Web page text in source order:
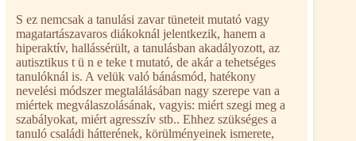
S ez nemcsak a tanulási zavar tüneteit mutató vagy
magatartászavaros diákoknál jelentkezik, hanem a
hiperaktív, hallássérült, a tanulásban akadályozott, az
autisztikus t ü n e teke t mutató, de akár a tehetséges
tanulóknál is. A velük való bánásmód, hatékony
nevelési módszer megtalálásában nagy szerepe van a
miértek megválaszolásának, vagyis: miért szegi meg a
szabályokat, miért agresszív stb.. Ehhez szükséges a
tanuló családi hátterének, körülményeinek ismerete,